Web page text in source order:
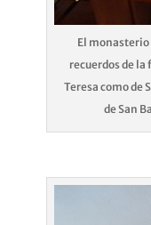
El monasterio
recuerdos de
Teresa como de
de San